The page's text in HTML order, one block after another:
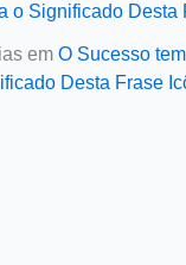
o Significado Desta
em O Sucesso
Desta Frase